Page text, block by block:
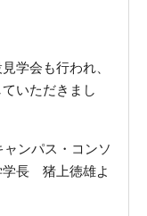
学会も行われ、
いただきまし
ンパス・コンソ
長 猪上徳雄よ